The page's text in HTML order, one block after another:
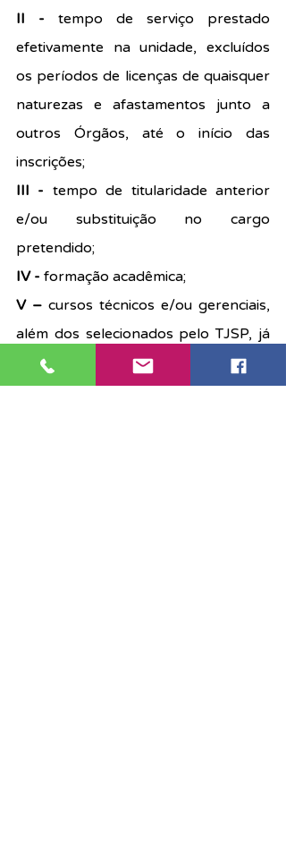
II - tempo de serviço prestado
efetivamente na unidade, excluídos
os períodos de licenças de quaisquer
naturezas e afastamentos junto a
outros Órgãos, até o início das
inscrições;
III - tempo de titularidade anterior
e/ou substituição no cargo
pretendido;
IV - formação acadêmica;
V – cursos técnicos e/ou gerenciais,
além dos selecionados pelo TJSP, já
considerados como pré-requisito.